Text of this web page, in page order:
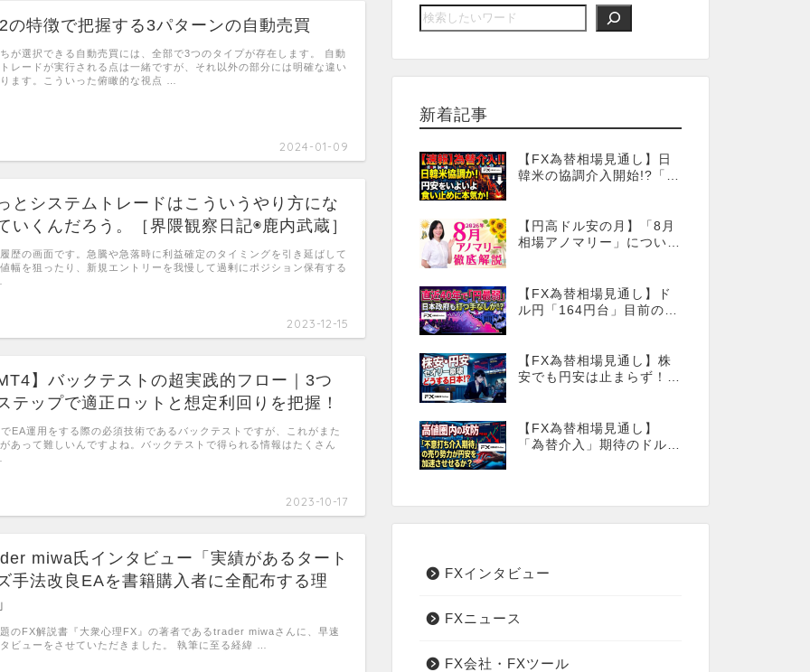
の特徴で把握する3パターンの自動売買
2024-01-09
が選択できる自動売買には、全部で3つのタイプが存在します。 自動
レードが実行される点は一緒ですが、それ以外の部分には明確な違い
ます。こういった俯瞰的な視点 …
とシステムトレードはこういうやり方にな
いくんだろう。［界隈観察日記◉鹿内武蔵］
2023-12-15
歴の画面です。急騰や急落時に利益確定のタイミングを引き延ばして
幅を狙ったり、新規エントリーを我慢して過剰にポジション保有する
】バックテストの超実践的フロー｜3つ
テップで適正ロットと想定利回りを把握！
2023-10-17
EA運用をする際の必須技術であるバックテストですが、これがまた
あって難しいんですよね。バックテストで得られる情報はたくさん
miwa氏インタビュー「実績があるタート
手法改良EAを書籍購入者に全配布する理
のFX解説書『大衆心理FX』の著者であるtrader miwaさんに、早速
ビューをさせていただきました。 執筆に至る経緯 …
新着記事
【FX為替相場見通し】日
韓米の協調介入開始!?「為
【円高ドル安の月】「8月
相場アノマリー」について
【FX為替相場見通し】ド
ル円「164円台」目前の攻
【FX為替相場見通し】株
安でも円安は止まらず！こ
【FX為替相場見通し】
「為替介入」期待のドル円
FXインタビュー
FXニュース
FX会社・FXツール